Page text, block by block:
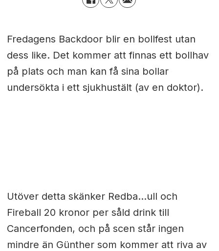
Fredagens Backdoor blir en bollfest utan
dess like. Det kommer att finnas ett bollhav
på plats och man kan få sina bollar
undersökta i ett sjukhustält (av en doktor).
Utöver detta skänker Redba...ull och
Fireball 20 kronor per såld drink till
Cancerfonden, och på scen står ingen
mindre än Günther som kommer att riva av